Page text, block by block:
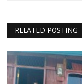
RELATED POSTING